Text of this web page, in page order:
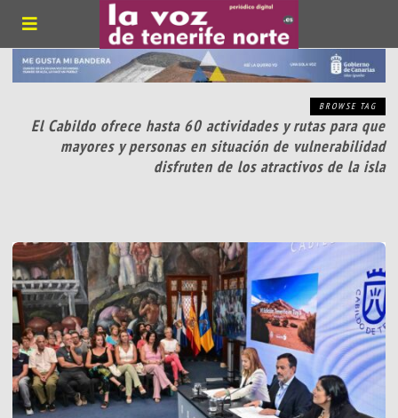
BROWSE TAG
El Cabildo ofrece hasta 60 actividades y rutas para que
mayores y personas en situación de vulnerabilidad
disfruten de los atractivos de la isla